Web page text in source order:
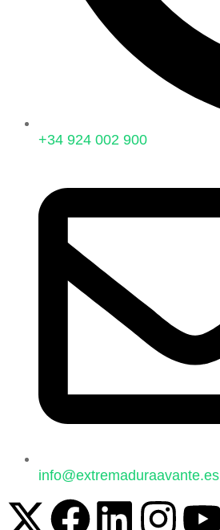
+34 924 002 900
info@extremaduraavante.es